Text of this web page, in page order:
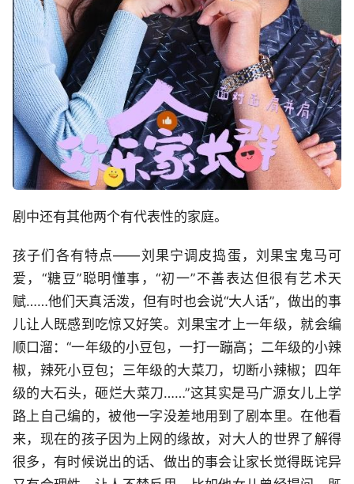
剧中还有其他两个有代表性的家庭。
孩子们各有特点——刘果宁调皮捣蛋，刘果宝鬼马可
爱，“糖豆”聪明懂事，“初一”不善表达但很有艺术天
赋……他们天真活泼，但有时也会说“大人话”，做出的事
儿让人既感到吃惊又好笑。刘果宝才上一年级，就会编
顺口溜：“一年级的小豆包，一打一蹦高；二年级的小辣
椒，辣死小豆包；三年级的大菜刀，切断小辣椒；四年
级的大石头，砸烂大菜刀……”这其实是马广源女儿上学
路上自己编的，被他一字没差地用到了剧本里。在他看
来，现在的孩子因为上网的缘故，对大人的世界了解得
很多，有时候说出的话、做出的事会让家长觉得既诧异